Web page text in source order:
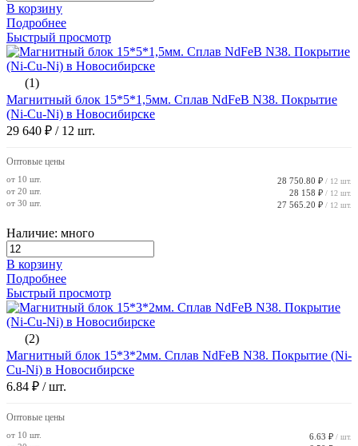
В корзину
Подробнее
Быстрый просмотр
(1)
Магнитный блок 15*5*1,5мм. Сплав NdFeB N38. Покрытие
(Ni-Cu-Ni) в Новосибирске
29 640 ₽ / 12 шт.
Оптовые цены
от 10 шт. 28 750.80 ₽ / 12 шт.
от 20 шт. 28 158 ₽ / 12 шт.
от 30 шт. 27 565.20 ₽ / 12 шт.
Наличие: много
В корзину
Подробнее
Быстрый просмотр
(2)
Магнитный блок 15*3*2мм. Сплав NdFeB N38. Покрытие (Ni-
Cu-Ni) в Новосибирске
6.84 ₽ / шт.
Оптовые цены
от 10 шт. 6.63 ₽ / шт.